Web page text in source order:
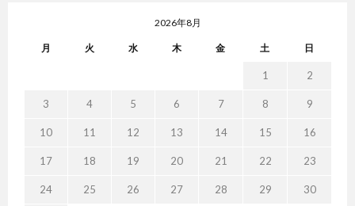
2026年8月
月 火 水 木 金 土 日
1 2
3 4 5 6 7 8 9
10 11 12 13 14 15 16
17 18 19 20 21 22 23
24 25 26 27 28 29 30